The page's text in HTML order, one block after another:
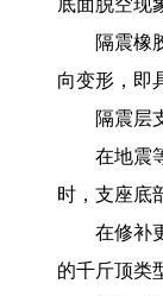
隔震橡
向变形，即
隔震层
在地震
时，支座底
在修补
的千斤顶类